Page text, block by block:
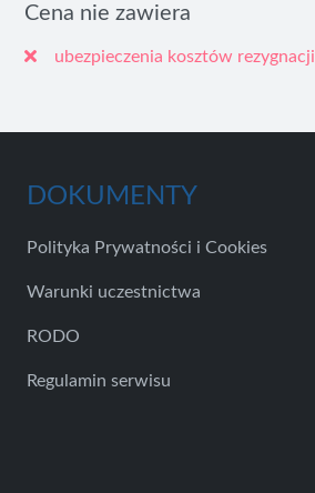
Cena nie zawiera
ubezpieczenia kosztów rezygnacji
DOKUMENTY
Polityka Prywatności i Cookies
Warunki uczestnictwa
RODO
Regulamin serwisu